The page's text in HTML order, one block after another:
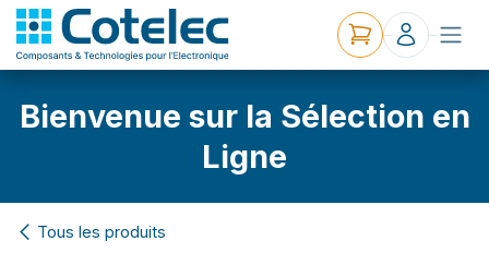
Bienvenue sur la Sélection en
Ligne
Tous les produits